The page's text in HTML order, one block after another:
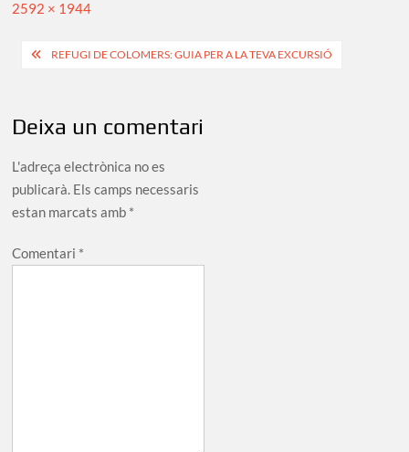
Full
2592 × 1944
Navegació
REFUGI DE COLOMERS: GUIA PER A LA TEVA EXCURSIÓ
Deixa un comentari
L'adreça electrònica no es
publicarà. Els camps necessaris
estan marcats amb *
Comentari *